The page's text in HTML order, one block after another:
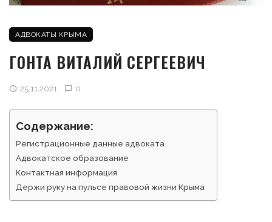
АДВОКАТЫ КРЫМА
ГОНТА ВИТАЛИЙ СЕРГЕЕВИЧ
25.11.2021 0
Содержание:
Регистрационные данные адвоката
Адвокатское образование
Контактная информация
Держи руку на пульсе правовой жизни Крыма